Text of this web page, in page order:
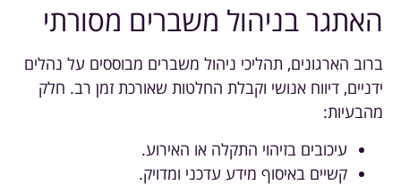
האתגר בניהול משברים מסורתי
ברוב הארגונים, תהליכי ניהול משברים מבוססים על נהלים
ידניים, דיווח אנושי וקבלת החלטות שאורכת זמן רב. חלק
מהבעיות:
עיכובים בזיהוי התקלה או האירוע.
קשיים באיסוף מידע עדכני ומדויק.